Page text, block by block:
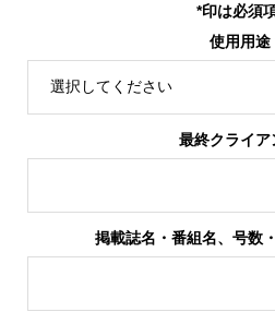
*印は必須
使用用途
最終クライア
掲載誌名・番組名、号数